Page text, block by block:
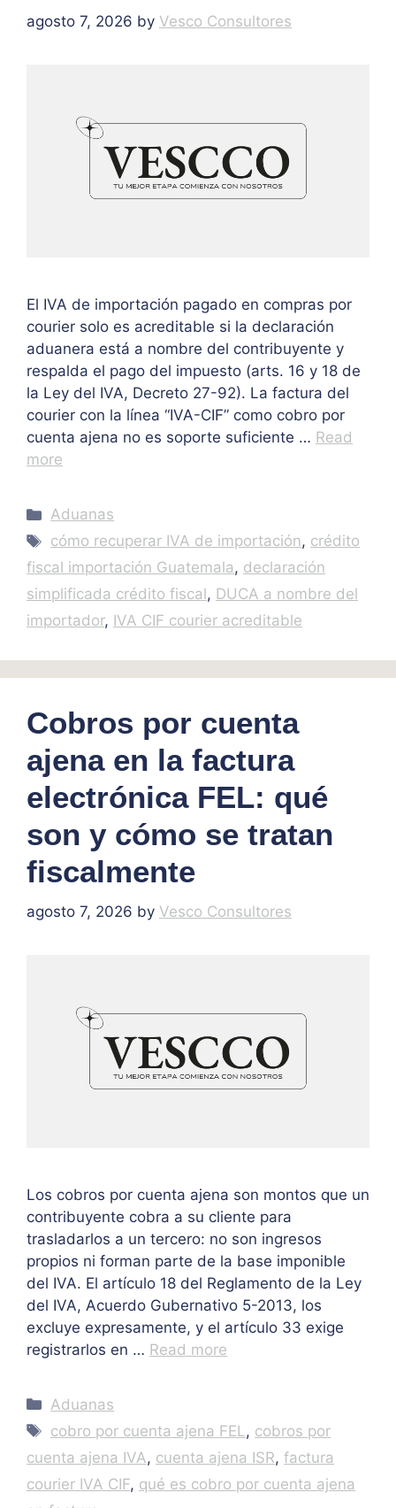
agosto 7, 2026 by Vesco Consultores
El IVA de importación pagado en compras por
courier solo es acreditable si la declaración
aduanera está a nombre del contribuyente y
respalda el pago del impuesto (arts. 16 y 18 de
la Ley del IVA, Decreto 27-92). La factura del
courier con la línea “IVA-CIF” como cobro por
cuenta ajena no es soporte suficiente … Read
more
Categories
Aduanas
Tags
cómo recuperar IVA de importación, crédito
fiscal importación Guatemala, declaración
simplificada crédito fiscal, DUCA a nombre del
importador, IVA CIF courier acreditable
Cobros por cuenta
ajena en la factura
electrónica FEL: qué
son y cómo se tratan
fiscalmente
agosto 7, 2026 by Vesco Consultores
Los cobros por cuenta ajena son montos que un
contribuyente cobra a su cliente para
trasladarlos a un tercero: no son ingresos
propios ni forman parte de la base imponible
del IVA. El artículo 18 del Reglamento de la Ley
del IVA, Acuerdo Gubernativo 5-2013, los
excluye expresamente, y el artículo 33 exige
registrarlos en … Read more
Categories
Aduanas
Tags
cobro por cuenta ajena FEL, cobros por
cuenta ajena IVA, cuenta ajena ISR, factura
courier IVA CIF, qué es cobro por cuenta ajena